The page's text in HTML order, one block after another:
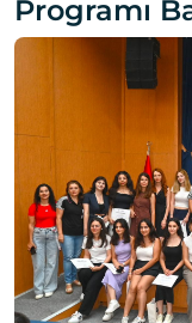
Programı